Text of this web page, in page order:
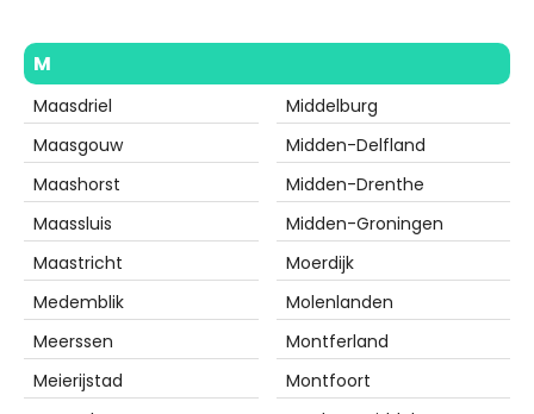
M
Maasdriel
Maasgouw
Maashorst
Maassluis
Maastricht
Medemblik
Meerssen
Meierijstad
Middelburg
Midden-Delfland
Midden-Drenthe
Midden-Groningen
Moerdijk
Molenlanden
Montferland
Montfoort